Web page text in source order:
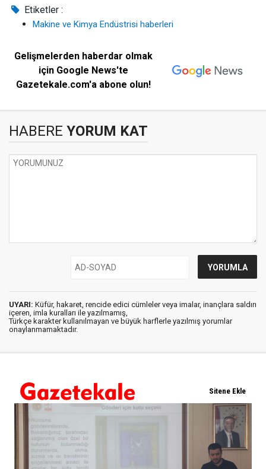
Etiketler :
Makine ve Kimya Endüstrisi haberleri
Gelişmelerden haberdar olmak
için Google News'te
Gazetekale.com'a abone olun!
HABERE YORUM KAT
UYARI: Küfür, hakaret, rencide edici cümleler veya imalar, inançlara saldırı
içeren, imla kuralları ile yazılmamış,
Türkçe karakter kullanılmayan ve büyük harflerle yazılmış yorumlar
onaylanmamaktadır.